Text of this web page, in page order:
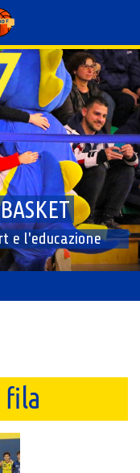
e l'educazione